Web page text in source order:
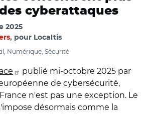
cyberattaques
2025
, pour Localtis
Numérique, Sécurité
publié mi-octobre 2025 par
de cybersécurité,
n'est pas une exception. Le
désormais comme la